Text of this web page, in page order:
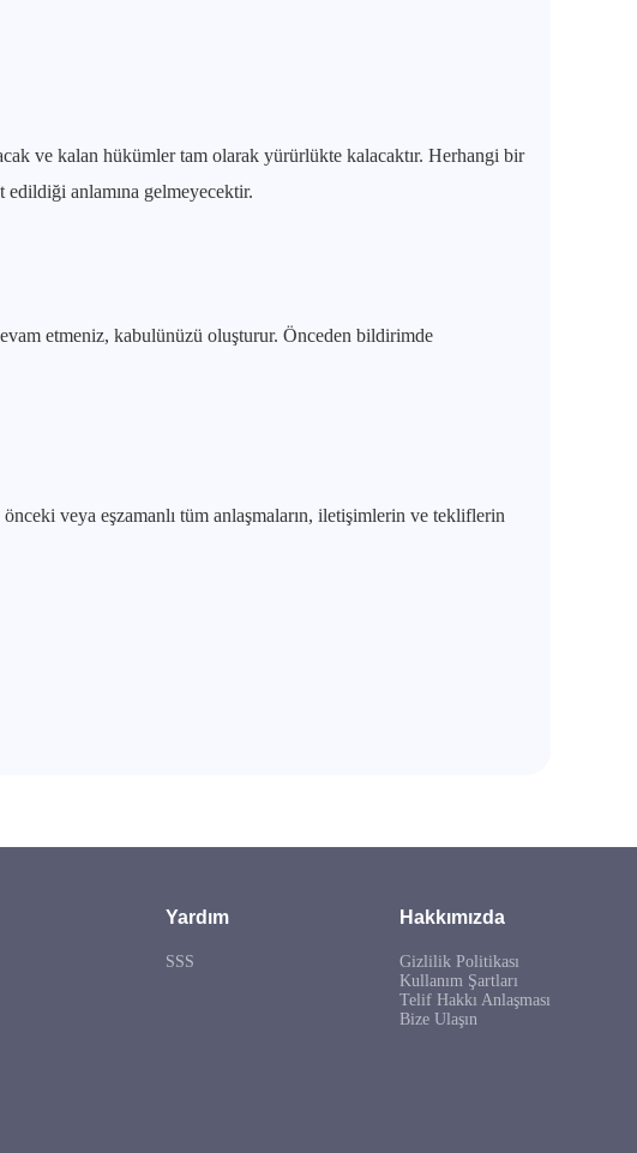
ve kalan hükümler tam olarak yürürlükte kalacaktır. Herhangi bir
anlamına gelmeyecektir.
etmeniz, kabulünüzü oluşturur. Önceden bildirimde
veya eşzamanlı tüm anlaşmaların, iletişimlerin ve tekliflerin
Yardım
SSS
Hakkımızda
Gizlilik Politikası
Kullanım Şartları
Telif Hakkı Anlaşması
Bize Ulaşın